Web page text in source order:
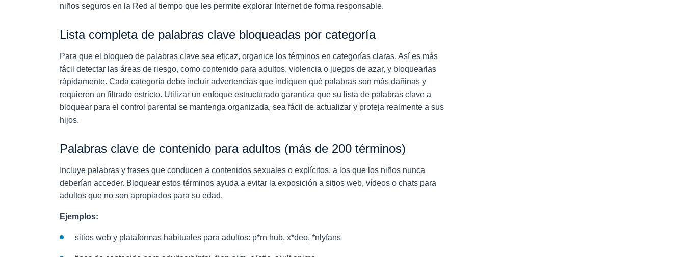
niños seguros en la Red al tiempo que les permite explorar Internet de forma responsable.
Lista completa de palabras clave bloqueadas por categoría
Para que el bloqueo de palabras clave sea eficaz, organice los términos en categorías claras. Así es más
fácil detectar las áreas de riesgo, como contenido para adultos, violencia o juegos de azar, y bloquearlas
rápidamente. Cada categoría debe incluir advertencias que indiquen qué palabras son más dañinas y
requieren un filtrado estricto. Utilizar un enfoque estructurado garantiza que su lista de palabras clave a
bloquear para el control parental se mantenga organizada, sea fácil de actualizar y proteja realmente a sus
hijos.
Palabras clave de contenido para adultos (más de 200 términos)
Incluye palabras y frases que conducen a contenidos sexuales o explícitos, a los que los niños nunca
deberían acceder. Bloquear estos términos ayuda a evitar la exposición a sitios web, vídeos o chats para
adultos que no son apropiados para su edad.
Ejemplos:
sitios web y plataformas habituales para adultos: p*rn hub, x*deo, *nlyfans